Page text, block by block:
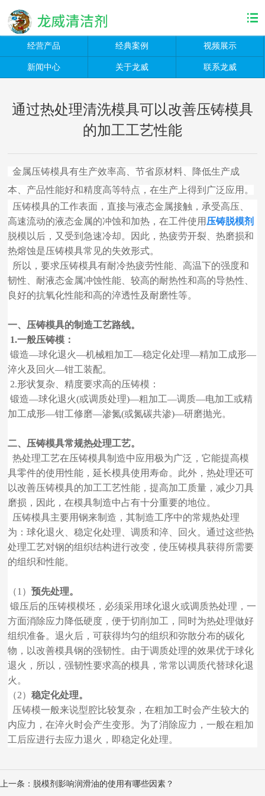
经营产品 经典案例 视频展示
新闻中心 关于龙威 联系龙威
通过热处理清洗模具可以改善压铸模具
的加工工艺性能
金属压铸模具有生产效率高、节省原材料、降低生产成
本、产品性能好和精度高等特点，在生产上得到广泛应用。
压铸模具的工作表面，直接与液态金属接触，承受高压、
高速流动的液态金属的冲蚀和加热，在工件使用 压铸脱模剂
脱模以后，又受到急速冷却。因此，热疲劳开裂、热磨损和
热熔蚀是压铸模具常见的失效形式。
所以，要求压铸模具有耐冷热疲劳性能、高温下的强度和
韧性、耐液态金属冲蚀性能、较高的耐热性和高的导热性、
良好的抗氧化性能和高的淬透性及耐磨性等。
一、压铸模具的制造工艺路线。
1.一般压铸模：
锻造—球化退火—机械粗加工—稳定化处理—精加工成形—
淬火及回火—钳工装配。
2.形状复杂、精度要求高的压铸模：
锻造—球化退火(或调质处理)—粗加工—调质—电加工或精
加工成形—钳工修磨—渗氮(或氮碳共渗)—研磨抛光。
二、压铸模具常规热处理工艺。
热处理工艺在压铸模具制造中应用极为广泛，它能提高模
具零件的使用性能，延长模具使用寿命。此外，热处理还可
以改善压铸模具的加工工艺性能，提高加工质量，减少刀具
磨损，因此，在模具制造中占有十分重要的地位。
压铸模具主要用钢来制造，其制造工序中的常规热处理
为：球化退火、稳定化处理、调质和淬、回火。通过这些热
处理工艺对钢的组织结构进行改变，使压铸模具获得所需要
的组织和性能。
（1）预先处理。
锻压后的压铸模模坯，必须采用球化退火或调质热处理，一
方面消除应力降低硬度，便于切削加工，同时为热处理做好
组织准备。退火后，可获得均匀的组织和弥散分布的碳化
物，以改善模具钢的强韧性。由于调质处理的效果优于球化
退火，所以，强韧性要求高的模具，常常以调质代替球化退
火。
（2）稳定化处理。
压铸模一般来说型腔比较复杂，在粗加工时会产生较大的
内应力，在淬火时会产生变形。为了消除应力，一般在粗加
工后应进行去应力退火，即稳定化处理。
上一条： 脱模剂影响润滑油的使用有哪些因素？